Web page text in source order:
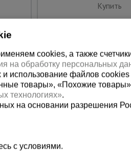
Купить
(861) 225-00-90
cookies, а также
на обработку персональных
использование файлов cookies
товары», «Похожие
технологиях».
на основании разрешения
с условиями.